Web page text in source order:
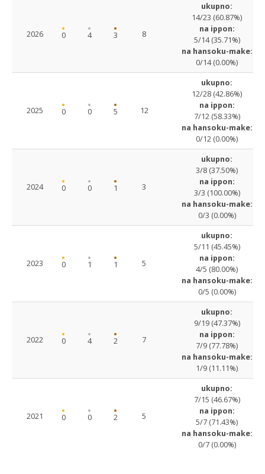
2026 0 4 3 8
ukupno:
14/23 (60.87%)
na ippon:
5/14 (35.71%)
na hansoku-make:
0/14 (0.00%)
2025 0 0 5 12
ukupno:
12/28 (42.86%)
na ippon:
7/12 (58.33%)
na hansoku-make:
0/12 (0.00%)
2024 0 0 1 3
ukupno:
3/8 (37.50%)
na ippon:
3/3 (100.00%)
na hansoku-make:
0/3 (0.00%)
2023 0 1 1 5
ukupno:
5/11 (45.45%)
na ippon:
4/5 (80.00%)
na hansoku-make:
0/5 (0.00%)
2022 0 4 2 7
ukupno:
9/19 (47.37%)
na ippon:
7/9 (77.78%)
na hansoku-make:
1/9 (11.11%)
2021 0 0 2 5
ukupno:
7/15 (46.67%)
na ippon:
5/7 (71.43%)
na hansoku-make:
0/7 (0.00%)